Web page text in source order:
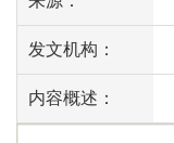
发文机构：
内容概述：